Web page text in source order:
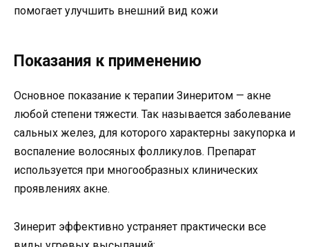
помогает улучшить внешний вид кожи
Показания к применению
Основное показание к терапии Зинеритом — акне
любой степени тяжести. Так называется заболевание
сальных желез, для которого характерны закупорка и
воспаление волосяных фолликулов. Препарат
используется при многообразных клинических
проявлениях акне.
Зинерит эффективно устраняет практически все